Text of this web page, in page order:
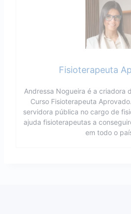
Fisioterapeuta
Andressa Nogueira é a criadora
Curso Fisioterapeuta
servidora pública no cargo de
ajuda fisioterapeutas a
em todo o